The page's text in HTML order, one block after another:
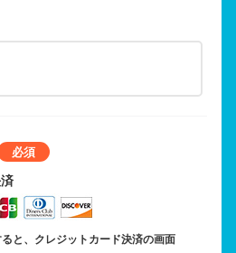
と、クレジットカード決済の画面